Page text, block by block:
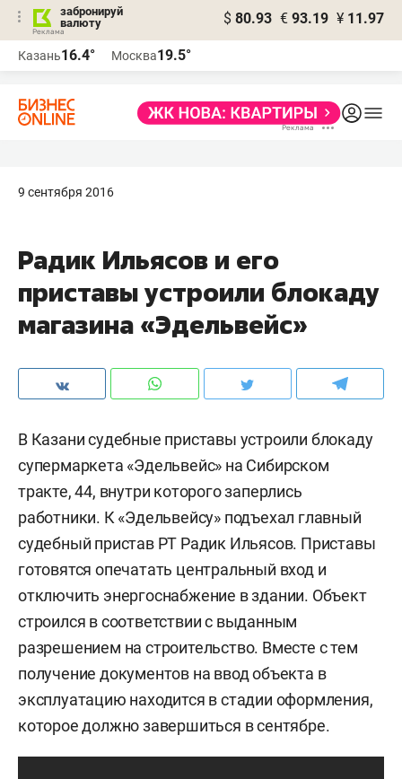
забронируй
валюту
$ 80.93 € 93.19 ¥ 11.97
Казань16.4° Москва19.5°
9 сентября 2016
Радик Ильясов и его
приставы устроили блокаду
магазина «Эдельвейс»
В Казани судебные приставы устроили блокаду
супермаркета «Эдельвейс» на Сибирском
тракте, 44, внутри которого заперлись
работники. К «Эдельвейсу» подъехал главный
судебный пристав РТ Радик Ильясов. Приставы
готовятся опечатать центральный вход и
отключить энергоснабжение в здании. Объект
строился в соответствии с выданным
разрешением на строительство. Вместе с тем
получение документов на ввод объекта в
эксплуатацию находится в стадии оформления,
которое должно завершиться в сентябре.